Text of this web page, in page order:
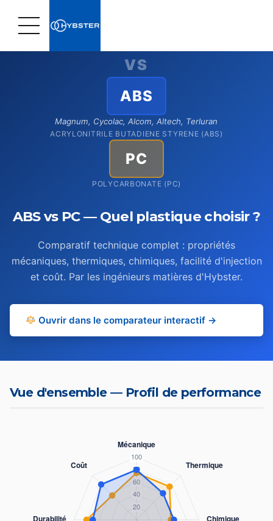
Accueil› Matières plastiques
ABS
Magnum, Cycolac, Alcom, Altech, Terluran
ACRYLONITRILE BUTADIENE STYRENE (ABS)
VS
PC
POLYCARBONATE (PC)
ABS vs PC — Quel plastique choisir ?
Comparatif technique complet : propriétés
mécaniques, thermiques, chimiques, facilité d'injection
et coût. Par les ingénieurs matières d'Hybster.
Ouvrir dans le comparateur interactif →
Vue d'ensemble — Profil de performance